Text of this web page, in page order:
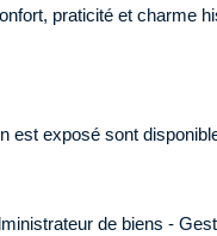
praticité et charme
est exposé sont
de biens -